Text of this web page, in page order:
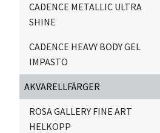
CADENCE METALLIC ULTRA
SHINE
CADENCE HEAVY BODY GEL
IMPASTO
AKVARELLFÄRGER
ROSA GALLERY FINE ART
HELKOPP